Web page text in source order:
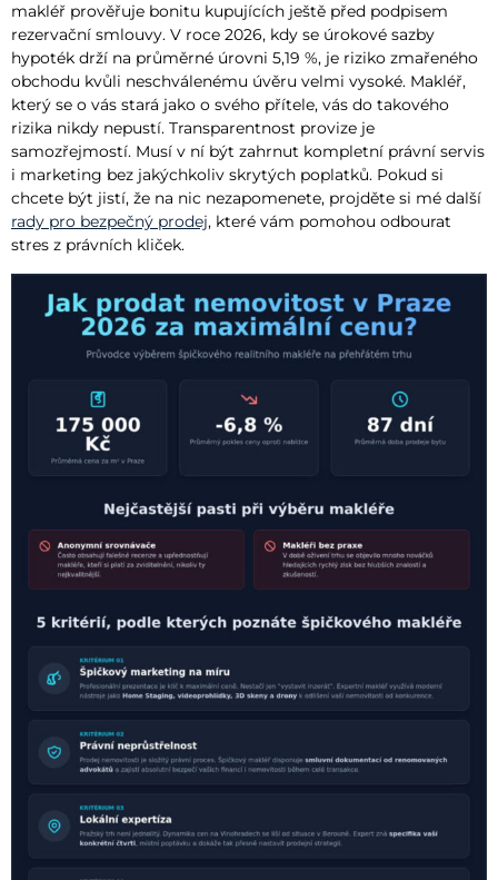
makléř prověřuje bonitu kupujících ještě před podpisem
rezervační smlouvy. V roce 2026, kdy se úrokové sazby
hypoték drží na průměrné úrovni 5,19 %, je riziko zmařeného
obchodu kvůli neschválenému úvěru velmi vysoké. Makléř,
který se o vás stará jako o svého přítele, vás do takového
rizika nikdy nepustí. Transparentnost provize je
samozřejmostí. Musí v ní být zahrnut kompletní právní servis
i marketing bez jakýchkoliv skrytých poplatků. Pokud si
chcete být jistí, že na nic nezapomenete, projděte si mé další
rady pro bezpečný prodej, které vám pomohou odbourat
stres z právních kliček.